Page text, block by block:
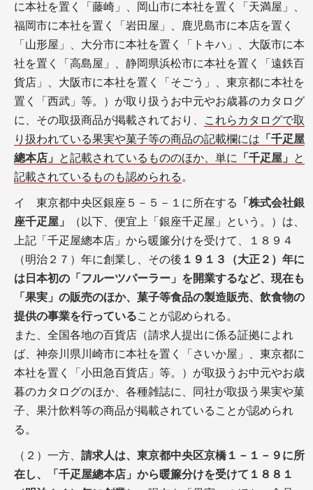
に本社を置く「藤崎」、岡山市に本社を置く「天満屋」、
福岡市に本社を置く「岩田屋」、鹿児島市に本店を置く
「山形屋」、大分市に本社を置く「トキハ」、大阪市に本
社を置く「高島屋」、静岡県浜松市に本社を置く「遠鉄百
貨店」、大阪市に本社を置く「そごう」、東京都に本社を
置く「西武」等。）が取り扱うお中元やお歳暮のカタログ
に、その取扱商品が掲載されており、
これらカタログで取
り扱われている果実や菓子等の商品の記載欄には 「千疋屋
總本店」
と記載されているもののほか、単に 「千疋屋」
と
記載されているものも認められる 。
イ 東京都中央区銀座５－５－１に所在する
「株式会社銀
座千疋屋」
（以下、便宜上「銀座千疋屋」という。）は、
上記「千疋屋總本店」から暖簾分けを受けて、１８９４
（明治２７）年に創業し、その後 １９１３（大正２）年に
は日本初の「フルーツパーラー」を開業するなど、現在も
「果実」の販売のほか、菓子等食品の製造販売、飲食物の
提供の事業を行っていることが認められる。
また、全国各地の百貨店（請求人提出に係る証拠によれ
ば、神奈川県川崎市に本社を置く「さいか屋」、東京都に
本社を置く「小田急百貨店」等。）が取扱うお中元やお歳
暮のカタログのほか、各種雑誌に、同社が取扱う果実や菓
子、果汁飲料等の商品が掲載されていることが認められ
る。
（２）一方、 請求人は、東京都中央区京橋１－１－９に所
在し、「千疋屋總本店」から暖簾分けを受けて１８８１